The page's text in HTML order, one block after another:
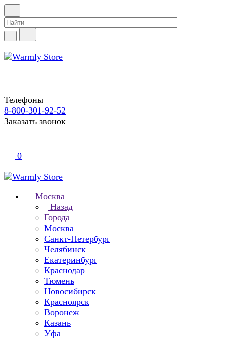
Телефоны
8-800-301-92-52
Заказать звонок
0
Москва
Назад
Города
Москва
Санкт-Петербург
Челябинск
Екатеринбург
Краснодар
Тюмень
Новосибирск
Красноярск
Воронеж
Казань
Уфа